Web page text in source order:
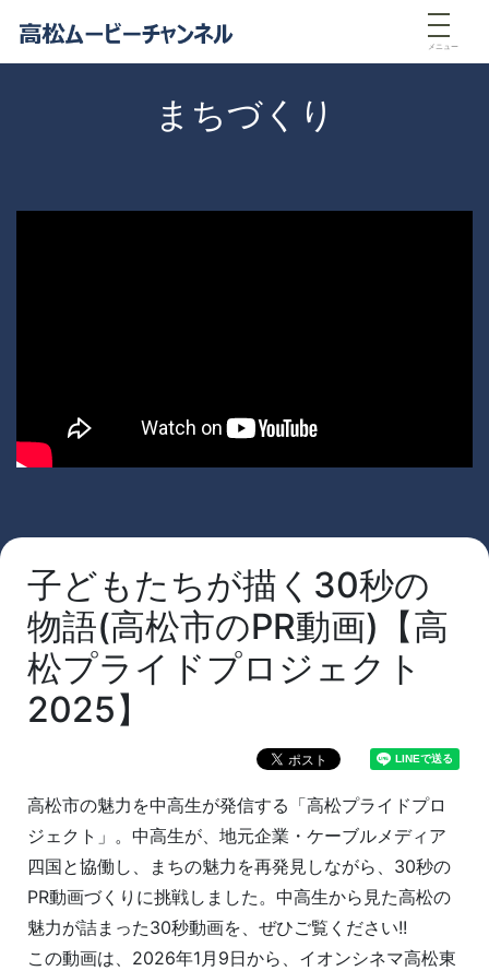
メニュー
まちづくり
子どもたちが描く30秒の
物語(高松市のPR動画)【高
松プライドプロジェクト
2025】
高松市の魅力を中高生が発信する「高松プライドプロ
ジェクト」。中高生が、地元企業・ケーブルメディア
四国と協働し、まちの魅力を再発見しながら、30秒の
PR動画づくりに挑戦しました。中高生から見た高松の
魅力が詰まった30秒動画を、ぜひご覧ください!!
この動画は、2026年1月9日から、イオンシネマ高松東